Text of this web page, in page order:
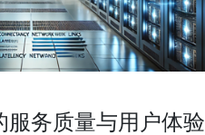
服务质量与用户体验